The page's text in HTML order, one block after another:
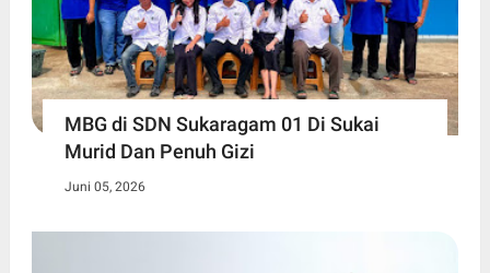
MBG di SDN Sukaragam 01 Di Sukai
Murid Dan Penuh Gizi
Juni 05, 2026